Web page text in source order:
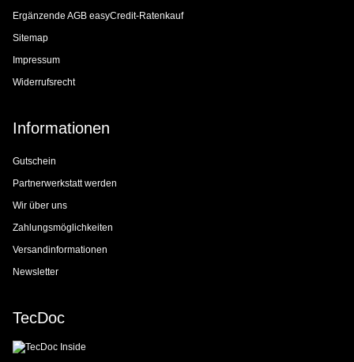
Ergänzende AGB easyCredit-Ratenkauf
Sitemap
Impressum
Widerrufsrecht
Informationen
Gutschein
Partnerwerkstatt werden
Wir über uns
Zahlungsmöglichkeiten
Versandinformationen
Newsletter
TecDoc